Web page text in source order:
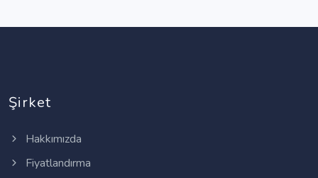
Şirket
Hakkımızda
Fiyatlandırma